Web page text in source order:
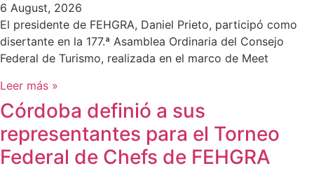
6 August, 2026
El presidente de FEHGRA, Daniel Prieto, participó como
disertante en la 177.ª Asamblea Ordinaria del Consejo
Federal de Turismo, realizada en el marco de Meet
Leer más »
Córdoba definió a sus
representantes para el Torneo
Federal de Chefs de FEHGRA